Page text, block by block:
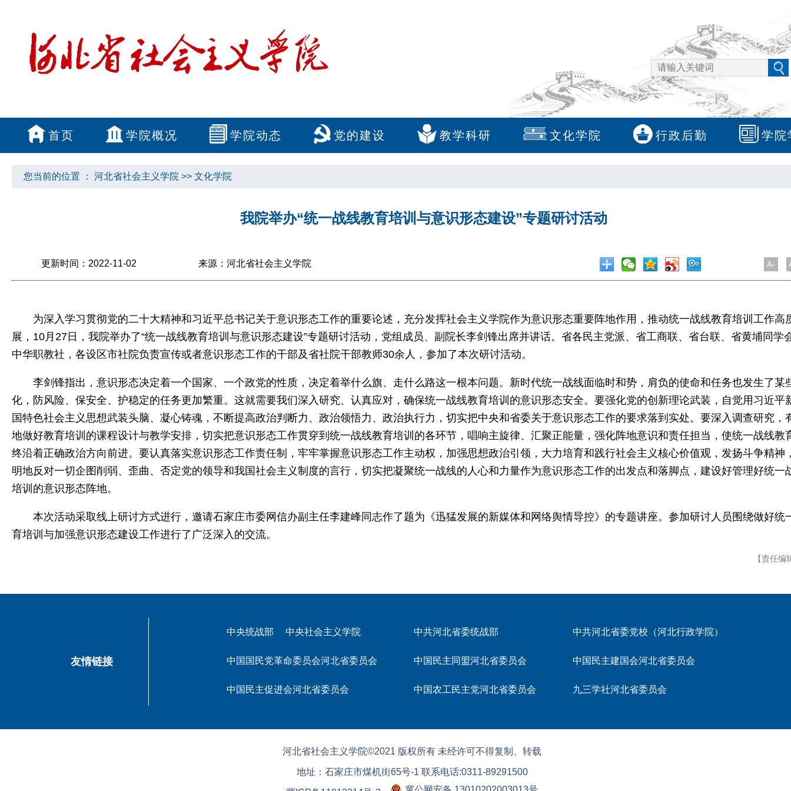
首页 学院概况 学院动态 党的建设 教学科研 文化学院 行政后勤 学院
您当前的位置 ： 河北省社会主义学院 >> 文化学院
我院举办“统一战线教育培训与意识形态建设”专题研讨活动
更新时间：2022-11-02 来源：河北省社会主义学院 A-
为深入学习贯彻党的二十大精神和习近平总书记关于意识形态工作的重要论述，充分发挥社会主义学院作为意识形态重要阵地作用，推动统一战线教育培训工作高
展，10月27日，我院举办了“统一战线教育培训与意识形态建设”专题研讨活动，党组成员、副院长李剑锋出席并讲话。省各民主党派、省工商联、省台联、省黄埔同学
中华职教社，各设区市社院负责宣传或者意识形态工作的干部及省社院干部教师30余人，参加了本次研讨活动。
李剑锋指出，意识形态决定着一个国家、一个政党的性质，决定着举什么旗、走什么路这一根本问题。新时代统一战线面临时和势，肩负的使命和任务也发生了某
化，防风险、保安全、护稳定的任务更加繁重。这就需要我们深入研究、认真应对，确保统一战线教育培训的意识形态安全。要强化党的创新理论武装，自觉用习近平
国特色社会主义思想武装头脑、凝心铸魂，不断提高政治判断力、政治领悟力、政治执行力，切实把中央和省委关于意识形态工作的要求落到实处。要深入调查研究，
地做好教育培训的课程设计与教学安排，切实把意识形态工作贯穿到统一战线教育培训的各环节，唱响主旋律、汇聚正能量，强化阵地意识和责任担当，使统一战线教
终沿着正确政治方向前进。要认真落实意识形态工作责任制，牢牢掌握意识形态工作主动权，加强思想政治引领，大力培育和践行社会主义核心价值观，发扬斗争精神
明地反对一切企图削弱、歪曲、否定党的领导和我国社会主义制度的言行，切实把凝聚统一战线的人心和力量作为意识形态工作的出发点和落脚点，建设好管理好统一
培训的意识形态阵地。
本次活动采取线上研讨方式进行，邀请石家庄市委网信办副主任李建峰同志作了题为《迅猛发展的新媒体和网络舆情导控》的专题讲座。参加研讨人员围绕做好统
育培训与加强意识形态建设工作进行了广泛深入的交流。
【责任
友情链接
中央统战部 中央社会主义学院 中共河北省委统战部 中共河北省委党校（河北行政学院）
中国国民党革命委员会河北省委员会 中国民主同盟河北省委员会 中国民主建国会河北省委员会
中国民主促进会河北省委员会 中国农工民主党河北省委员会 九三学社河北省委员会
河北省社会主义学院©2021 版权所有 未经许可不得复制、转载
地址：石家庄市煤机街65号-1 联系电话:0311-89291500